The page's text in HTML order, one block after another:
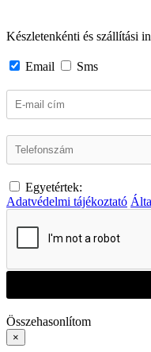
Készletenkénti és szállítási
Email Sms
Egyetértek:
Adatvédelmi tájékoztató
Összehasonlítom
×